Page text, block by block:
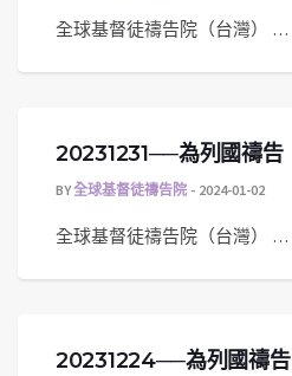
全球基督徒禱告院（台灣） …
20231231──為列國禱告
BY全球基督徒禱告院 2024-01-02
全球基督徒禱告院（台灣） …
20231224──為列國禱告